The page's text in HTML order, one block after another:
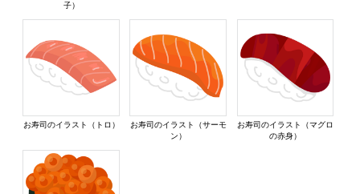
子）
お寿司のイラスト（トロ）
お寿司のイラスト（サーモ
ン）
お寿司のイラスト（マグロ
の赤身）